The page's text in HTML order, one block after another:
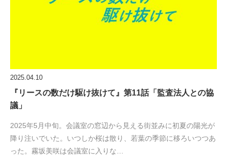
2025.04.10
『リースの数だけ駆け抜けて』第11話「監査法人との協
議」
2025年5月中旬。会議室の窓辺から見える街並みに初夏の陽光が
降り注いでいた。いつしか桜は散り、若葉の季節に移ろいつつあ
った。霧坂美咲は会議室に入りな…